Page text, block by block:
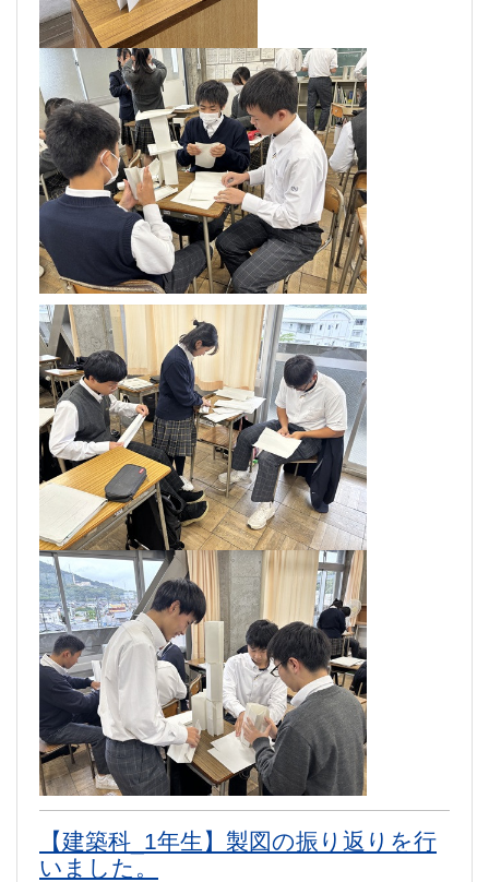
【建築科_1年生】製図の振り返りを行
いました。